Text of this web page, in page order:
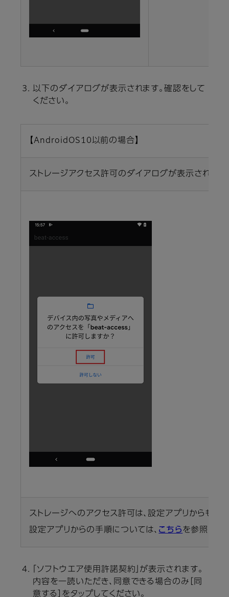
以下のダイアログが表示されます。確認をして
ください。
【AndroidOS10以前の場合】
ストレージアクセス許可のダイアログが表示されます
ストレージへのアクセス許可は、設定アプリからも設
設定アプリからの手順については、 こちらを参照して
「ソフトウエア使用許諾契約」が表示されます。
内容を一読いただき、同意できる場合のみ［同
意する］をタップしてください。